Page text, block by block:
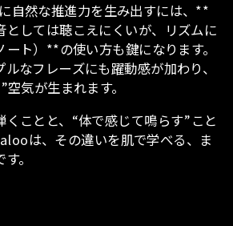
自然な推進力を生み出すには、**
としては聴こえにくいが、リズムに
ト）**の使い方も鍵になります。
なフレーズにも躍動感が加わり、
気が生まれます。
ことと、“体で感じて鳴らす”こと
は、その違いを肌で学べる、ま
。